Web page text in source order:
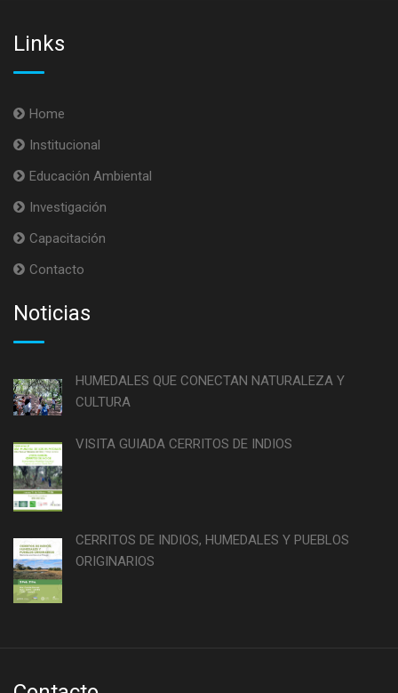
Links
Home
Institucional
Educación Ambiental
Investigación
Capacitación
Contacto
Noticias
HUMEDALES QUE CONECTAN NATURALEZA Y
CULTURA
VISITA GUIADA CERRITOS DE INDIOS
CERRITOS DE INDIOS, HUMEDALES Y PUEBLOS
ORIGINARIOS